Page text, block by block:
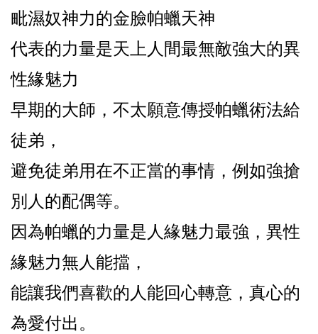
毗濕奴神力的金臉帕蠟天神
代表的力量是天上人間最無敵強大的異
性緣魅力
早期的大師，不太願意傳授帕蠟術法給
徒弟，
避免徒弟用在不正當的事情，例如強搶
別人的配偶等。
因為帕蠟的力量是人緣魅力最強，異性
緣魅力無人能擋，
能讓我們喜歡的人能回心轉意，真心的
為愛付出。